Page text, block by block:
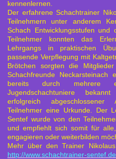
kennenlernen.
Der erfahrene Schachtrainer
Teilnehmern unter anderem
Schach Entwicklungsstufen und
Teilnehmer konnten das
Lehrgangs in praktischen
passende Verpflegung mit
Brötchen sorgten die
Schachfreunde
bereits durch mehrere
Jugendschachtuniere
erfolgreich
Teilnehmer eine Urkunde. Der
Sentef wurde von den
und empfiehlt sich somit für
engagieren oder weiterbilden
Mehr über den Trainer
http://www.schachtrainer-